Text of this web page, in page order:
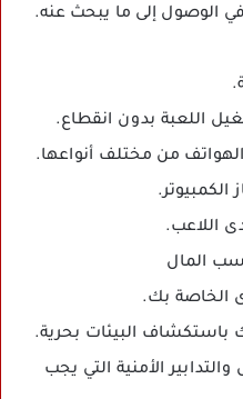
الوصول إلى ما يبحث عنه.
اللعبة بدون انقطاع.
من مختلف أنواعها.
الكمبيوتر.
اللاعب.
المال
الخاصة بك.
البيئات بحرية.
الأمنية التي يجب